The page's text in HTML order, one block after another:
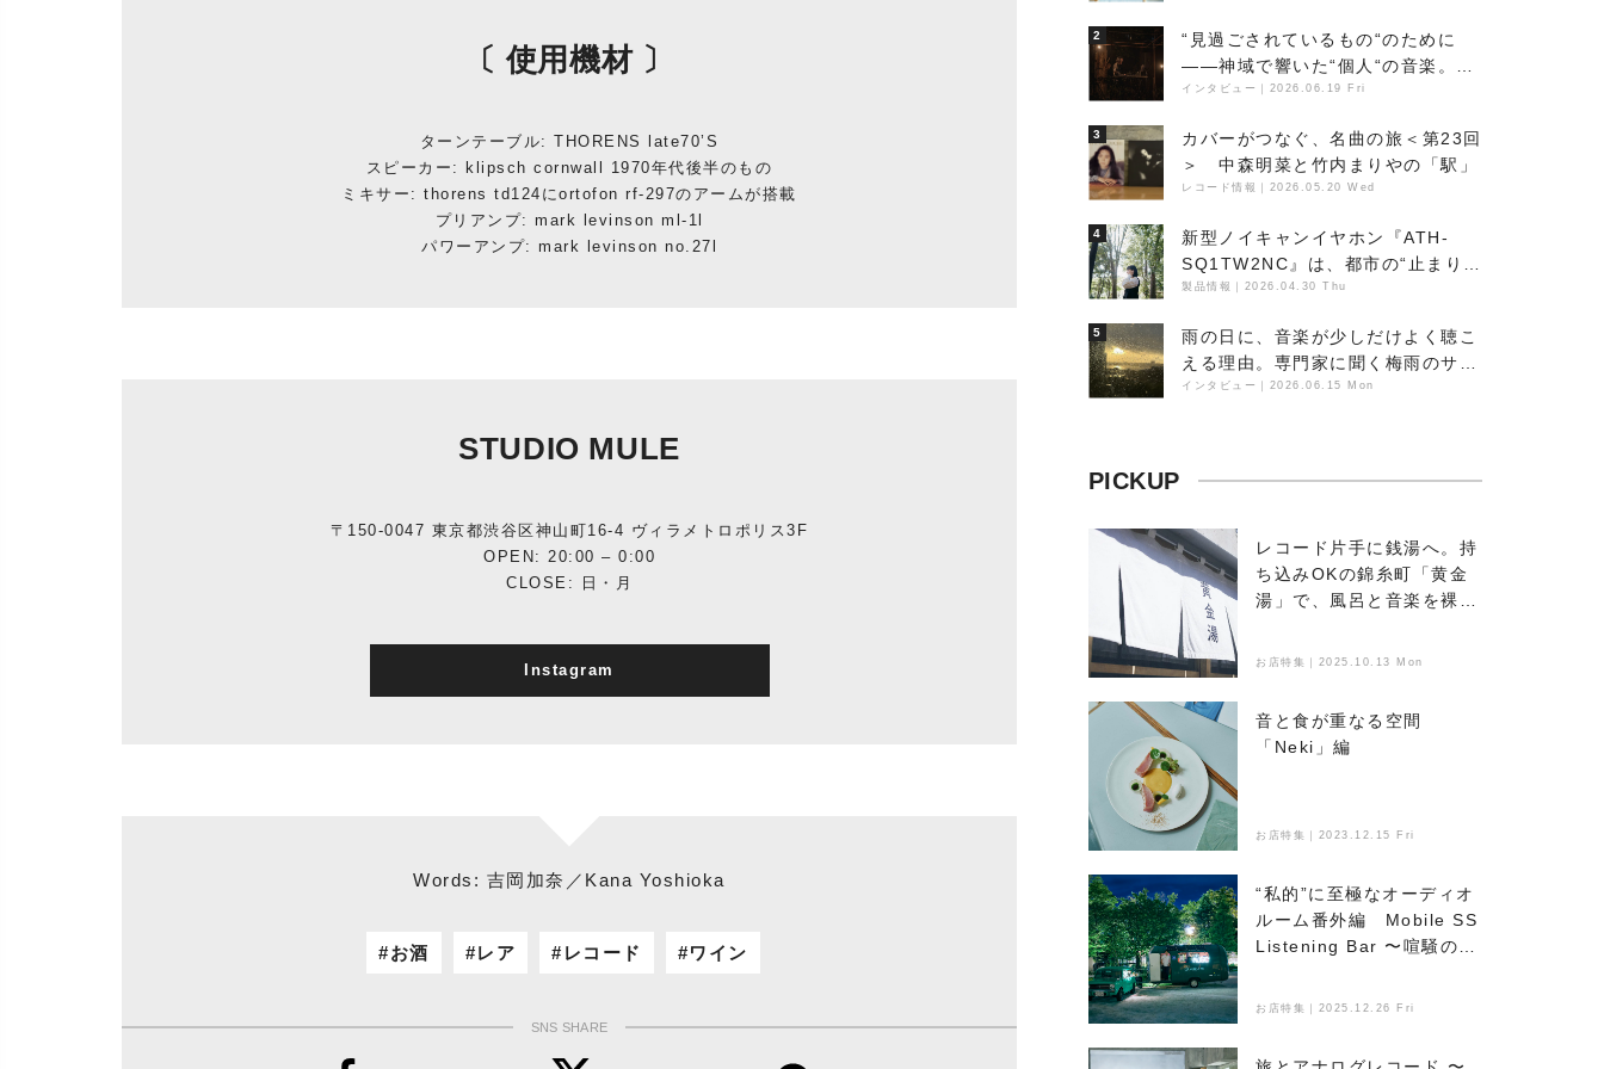
〔 使用機材 〕
ターンテーブル: THORENS late70’S
スピーカー: klipsch cornwall 1970年代後半のもの
ミキサー: thorens td124にortofon rf-297のアームが搭載
プリアンプ: mark levinson ml-1l
パワーアンプ: mark levinson no.27l
STUDIO MULE
〒150-0047 東京都渋谷区神山町16-4 ヴィラメトロポリス3F
OPEN: 20:00 – 0:00
CLOSE: 日・月
Instagram
Words: 吉岡加奈／Kana Yoshioka
お酒 レア レコード ワイン
SNS SHARE
景
2
“見過ごされているもの“のために
――神域で響いた“個人“の音楽。冥
丁の『赤城 夜神楽』をレポート
インタビュー 2026.06.19 Fri
3
カバーがつなぐ、名曲の旅＜第23回
＞ 中森明菜と竹内まりやの「駅」
レコード情報 2026.05.20 Wed
4
新型ノイキャンイヤホン『ATH-
SQ1TW2NC』は、都市の“止まり
木”になり得るーシンガーソングラ
製品情報 2026.04.30 Thu
5
雨の日に、音楽が少しだけよく聴こ
える理由。専門家に聞く梅雨のサウ
ンドスケープ
インタビュー 2026.06.15 Mon
PICKUP
レコード片手に銭湯へ。持
ち込みOKの錦糸町「黄金
湯」で、風呂と音楽を裸で
お店特集｜2025.10.13 Mon
音と食が重なる空間
「Neki」編
お店特集｜2023.12.15 Fri
“私的”に至極なオーディオ
ルーム番外編 Mobile SS
Listening Bar 〜喧騒のな
る、新たなオアシス〜
お店特集｜2025.12.26 Fri